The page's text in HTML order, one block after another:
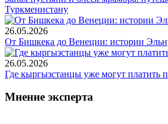
Туркменистану
26.05.2026
От Бишкека до Венеции: истории
26.05.2026
Где кыргызстанцы уже могут платить
Мнение эксперта